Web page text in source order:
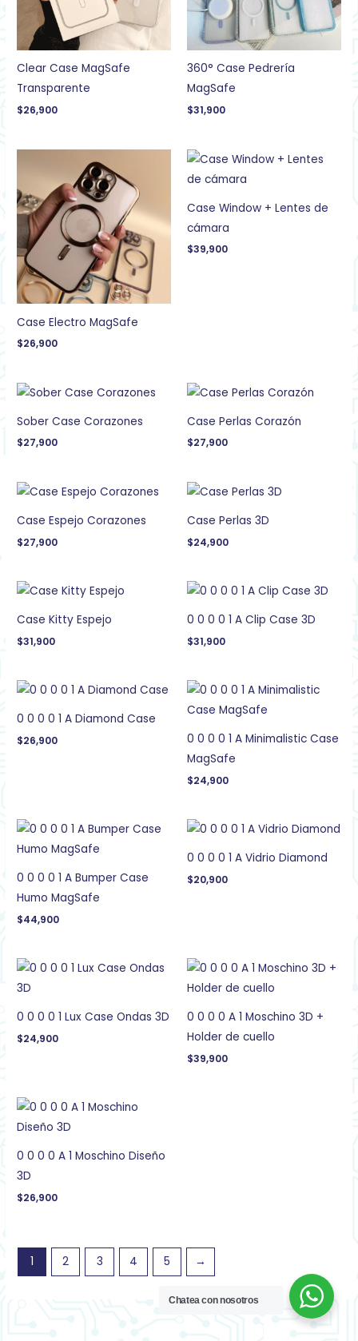
Clear Case MagSafe
Transparente
$26,900
360° Case Pedrería
MagSafe
$31,900
Case Electro MagSafe
$26,900
Case Window + Lentes de
cámara
$39,900
Sober Case Corazones
$27,900
Case Perlas Corazón
$27,900
Case Espejo Corazones
$27,900
Case Perlas 3D
$24,900
Case Kitty Espejo
$31,900
0 0 0 0 1 A Clip Case 3D
$31,900
0 0 0 0 1 A Diamond Case
$26,900
0 0 0 0 1 A Minimalistic Case
MagSafe
$24,900
0 0 0 0 1 A Bumper Case
Humo MagSafe
$44,900
0 0 0 0 1 A Vidrio Diamond
$20,900
0 0 0 0 1 Lux Case Ondas 3D
$24,900
0 0 0 0 A 1 Moschino 3D +
Holder de cuello
$39,900
0 0 0 0 A 1 Moschino Diseño
3D
$26,900
1 2 3 4 5 →
Chatea con nosotros